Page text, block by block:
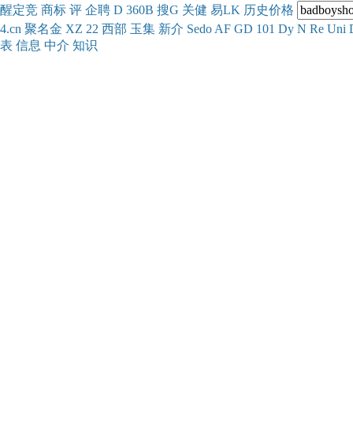
醒定竞 商标 评 企聘 D 360B 搜G 关健 易LK 历史价格
4.cn 聚名金 XZ 22 西部 玉集 新介 Sedo AF GD 101 Dy N Re Uni
表 信息 中介 知识